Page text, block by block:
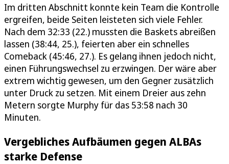
Im dritten Abschnitt konnte kein Team die Kontrolle
ergreifen, beide Seiten leisteten sich viele Fehler.
Nach dem 32:33 (22.) mussten die Baskets abreißen
lassen (38:44, 25.), feierten aber ein schnelles
Comeback (45:46, 27.). Es gelang ihnen jedoch nicht,
einen Führungswechsel zu erzwingen. Der wäre aber
extrem wichtig gewesen, um den Gegner zusätzlich
unter Druck zu setzen. Mit einem Dreier aus zehn
Metern sorgte Murphy für das 53:58 nach 30
Minuten.
Vergebliches Aufbäumen gegen ALBAs
starke Defense